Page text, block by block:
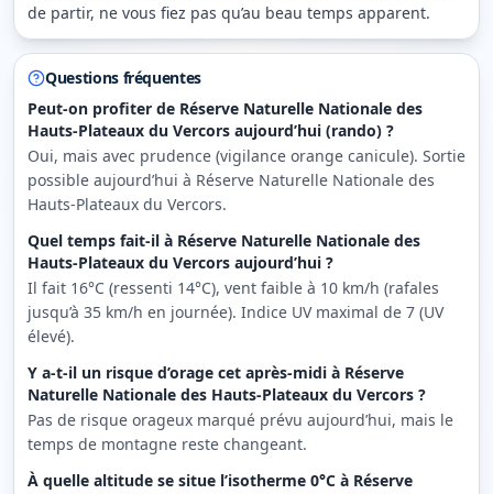
de partir, ne vous fiez pas qu’au beau temps apparent.
Questions fréquentes
Peut-on profiter de Réserve Naturelle Nationale des
Hauts-Plateaux du Vercors aujourd’hui (rando) ?
Oui, mais avec prudence (vigilance orange canicule). Sortie
possible aujourd’hui à Réserve Naturelle Nationale des
Hauts-Plateaux du Vercors.
Quel temps fait-il à Réserve Naturelle Nationale des
Hauts-Plateaux du Vercors aujourd’hui ?
Il fait 16°C (ressenti 14°C), vent faible à 10 km/h (rafales
jusqu’à 35 km/h en journée). Indice UV maximal de 7 (UV
élevé).
Y a-t-il un risque d’orage cet après-midi à Réserve
Naturelle Nationale des Hauts-Plateaux du Vercors ?
Pas de risque orageux marqué prévu aujourd’hui, mais le
temps de montagne reste changeant.
À quelle altitude se situe l’isotherme 0°C à Réserve